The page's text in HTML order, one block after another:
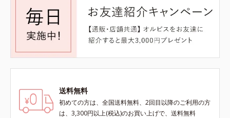
送料無料
初めての方は、全国送料無料、2回目以降のご利用の方
は、3,300円以上(税込)のお買い上げで、送料無料